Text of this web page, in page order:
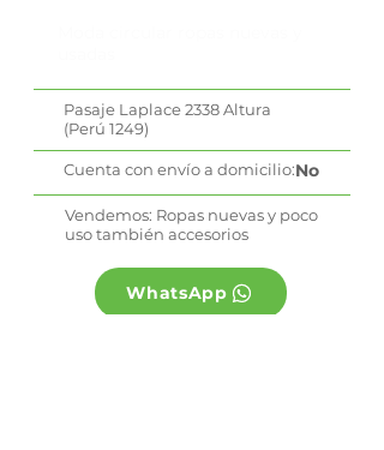
Pasaje Laplace 2338 Altura
(Perú 1249)
Cuenta con envío a domicilio:No
Vendemos: Ropas nuevas y poco
uso también accesorios
WhatsApp